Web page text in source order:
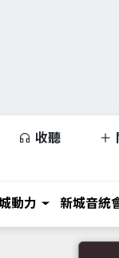
收聽
動力 新城音統